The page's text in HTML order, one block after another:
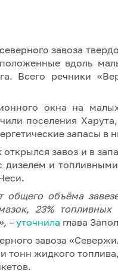
завоза
вдоль
Всего речники
окна на
поселения
запасы в
завоз и в
дизелем и
объёма
23%
– уточнила глава
завоза
тонн жидкого